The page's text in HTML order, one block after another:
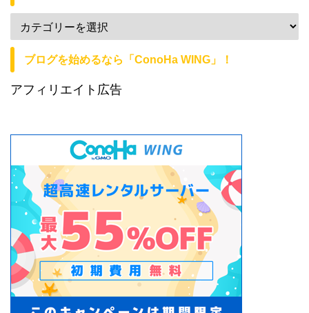
ブログを始めるなら「ConoHa WING」！
アフィリエイト広告